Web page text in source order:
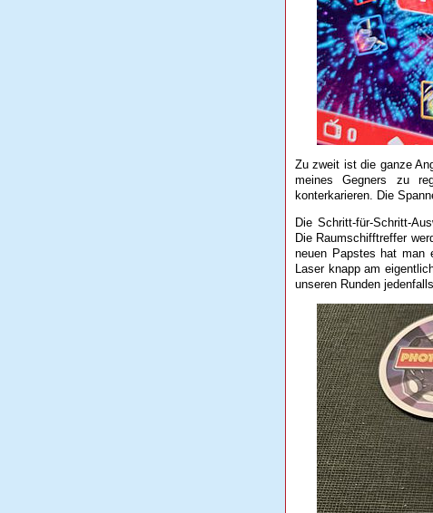
Zu zweit ist die ganze
meines Gegners zu
konterkarieren. Die
Die Schritt-für-Schritt-
Die Raumschifftreffer
neuen Papstes hat man
Laser knapp am
unseren Runden